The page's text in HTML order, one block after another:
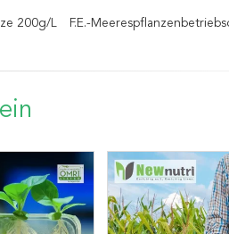
200g/L F.E.-